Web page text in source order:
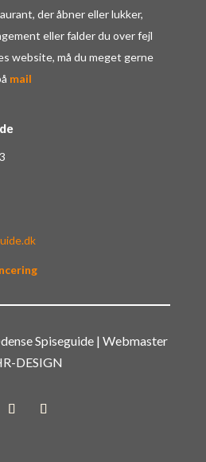
der åbner eller lukker,
eller falder du over fejl
website, må du meget gerne
mail
Spiseguide | Webmaster
DESIGN